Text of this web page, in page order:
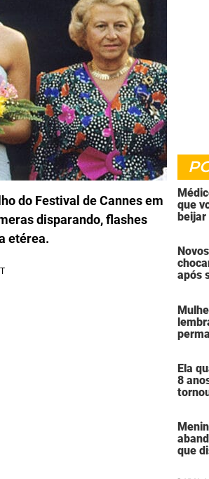
do Festival de Cannes em
disparando, flashes
etérea.
que
beijar
após
por
a
Ela
8
que